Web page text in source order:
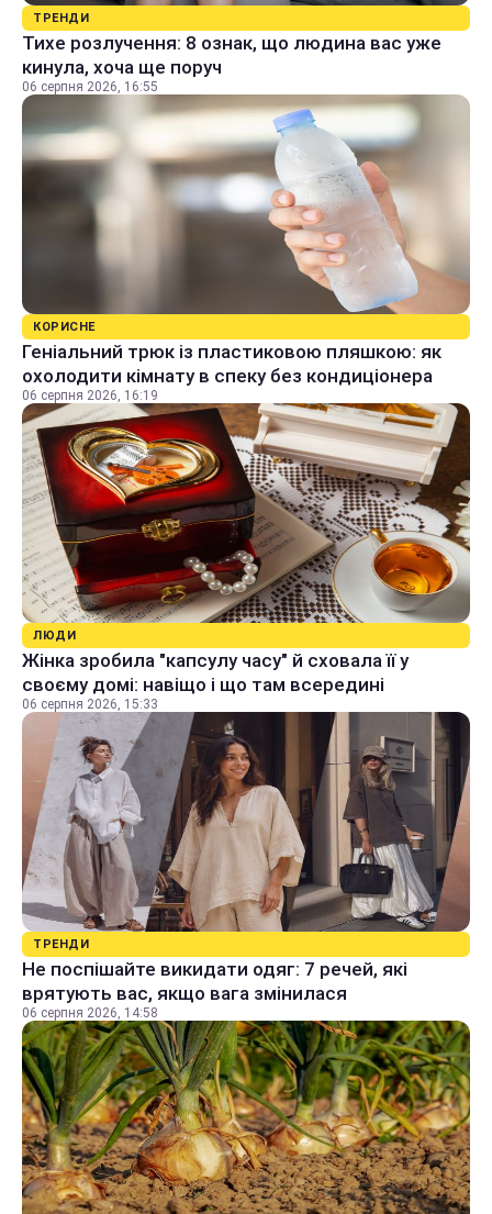
ТРЕНДИ
Тихе розлучення: 8 ознак, що людина вас уже
кинула, хоча ще поруч
06 серпня 2026, 16:55
КОРИСНЕ
Геніальний трюк із пластиковою пляшкою: як
охолодити кімнату в спеку без кондиціонера
06 серпня 2026, 16:19
ЛЮДИ
Жінка зробила "капсулу часу" й сховала її у
своєму домі: навіщо і що там всередині
06 серпня 2026, 15:33
ТРЕНДИ
Не поспішайте викидати одяг: 7 речей, які
врятують вас, якщо вага змінилася
06 серпня 2026, 14:58